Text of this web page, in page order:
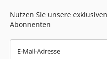
Nutzen Sie unsere
Abonnenten
E-Mail-Adresse